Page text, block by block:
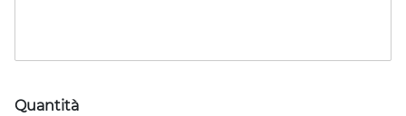
Quantità